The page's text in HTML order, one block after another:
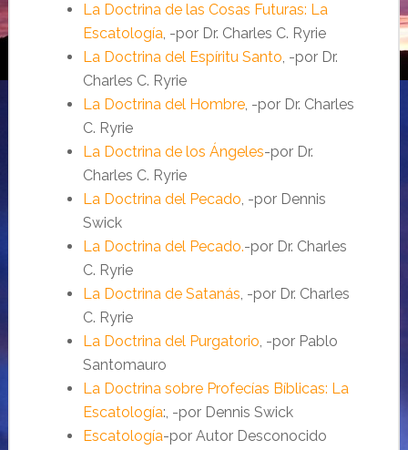
La Doctrina de las Cosas Futuras: La
Escatología, -por Dr. Charles C. Ryrie
La Doctrina del Espíritu Santo, -por Dr.
Charles C. Ryrie
La Doctrina del Hombre, -por Dr. Charles
C. Ryrie
La Doctrina de los Ángeles-por Dr.
Charles C. Ryrie
La Doctrina del Pecado, -por Dennis
Swick
La Doctrina del Pecado.-por Dr. Charles
C. Ryrie
La Doctrina de Satanás, -por Dr. Charles
C. Ryrie
La Doctrina del Purgatorio, -por Pablo
Santomauro
La Doctrina sobre Profecías Bíblicas: La
Escatología:, -por Dennis Swick
Escatología-por Autor Desconocido